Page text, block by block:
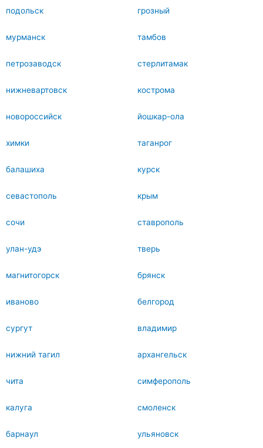
подольск грозный
мурманск тамбов
петрозаводск стерлитамак
нижневартовск кострома
новороссийск йошкар-ола
химки таганрог
балашиха курск
севастополь крым
сочи ставрополь
улан-удэ тверь
магнитогорск брянск
иваново белгород
сургут владимир
нижний тагил архангельск
чита симферополь
калуга смоленск
барнаул ульяновск